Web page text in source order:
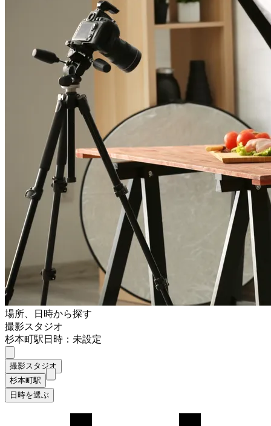
場所、日時から探す
撮影スタジオ
杉本町駅日時：未設定
撮影スタジオ
杉本町駅
日時を選ぶ